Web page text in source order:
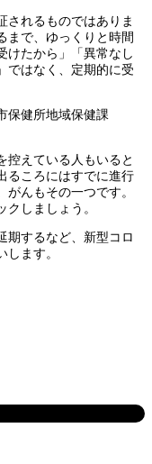
されるものではありま
まで、ゆっくりと時間
けたから」「異常なし
ではなく、定期的に受
保健所地域保健課
控えている人もいると
るころにはすでに進行
んもその一つです。
しましょう。
期するなど、新型コロ
ます。